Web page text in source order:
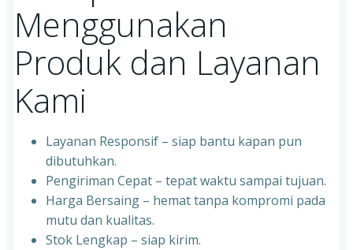
Menggunakan
Produk dan Layanan
Kami
Layanan Responsif – siap bantu kapan pun
dibutuhkan.
Pengiriman Cepat – tepat waktu sampai tujuan.
Harga Bersaing – hemat tanpa kompromi pada
mutu dan kualitas.
Stok Lengkap – siap kirim.